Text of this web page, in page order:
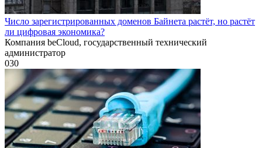
Число зарегистрированных доменов Байнета растёт, но растёт
ли цифровая экономика?
Компания beCloud, государственный технический
администратор
030